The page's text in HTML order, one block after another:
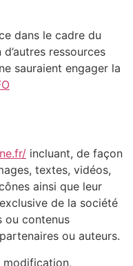
dans le cadre du
ressources
sauraient engager la
incluant, de façon
textes, vidéos,
ainsi que leur
de la société
ou contenus
ou auteurs.